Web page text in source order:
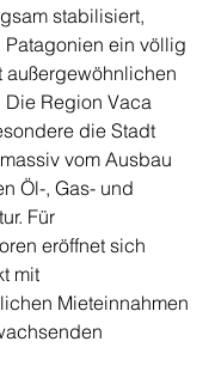
stabilisiert,
ein völlig
außergewöhnlichen
Region Vaca
die Stadt
vom Ausbau
Öl-, Gas- und
Für
eröffnet sich
mit
Mieteinnahmen